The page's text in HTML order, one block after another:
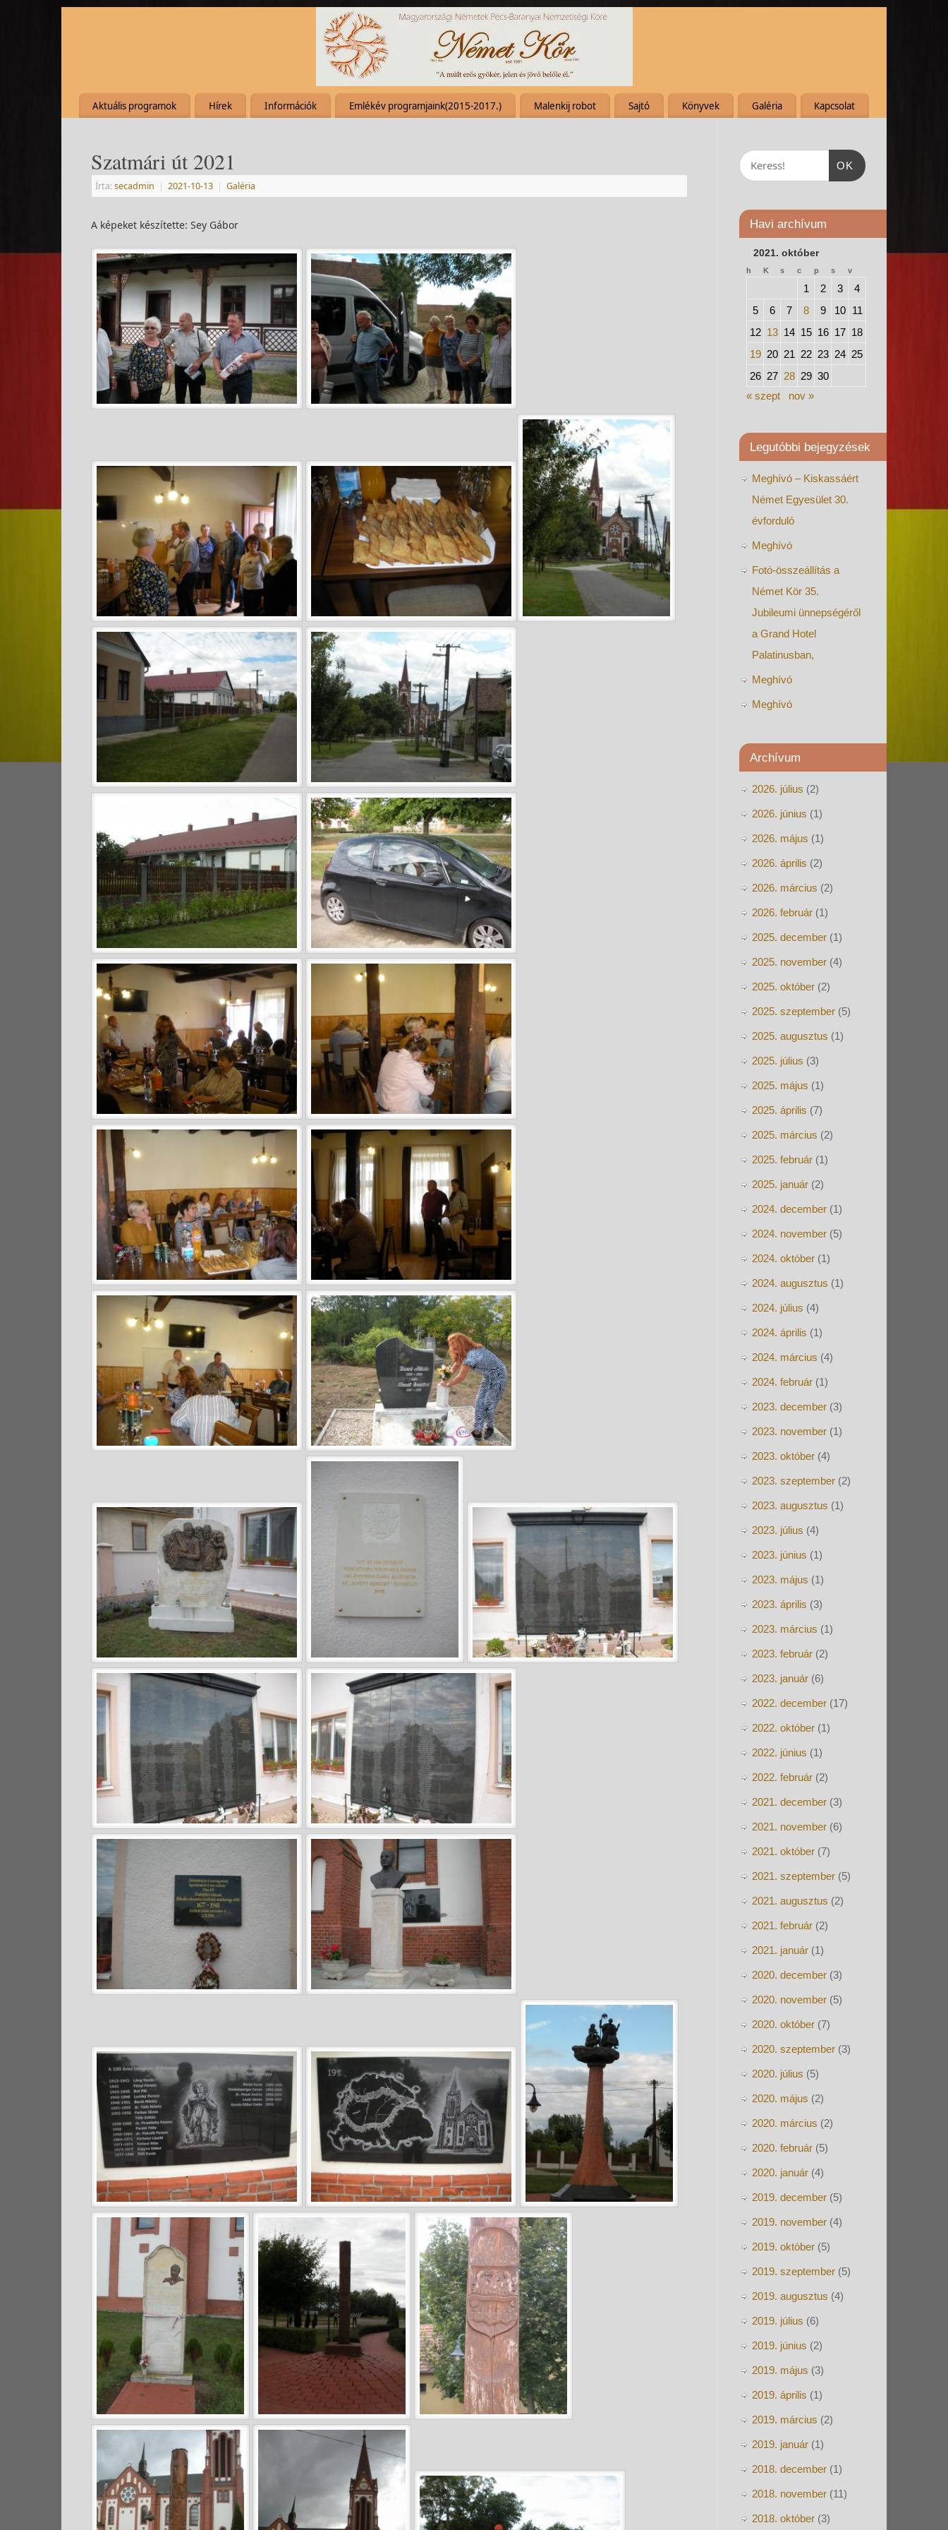
Aktuális programok Hírek Információk Emlékév programjaink(2015-2017.) Malenkij robot Sajtó Könyvek Galéria Kapcsolat
Szatmári út 2021
Írta:secadmin | 2021-10-13 | Galéria
A képeket készítette: Sey Gábor
OK
Havi archívum
2021. október
h K s c p s v
1 2 3
4
5
6 7 8 9 10
11
12 13 14 15 16 17 18
19 20 21 22 23 24 25
26 27 28 29 30
« szept
nov »
Legutóbbi bejegyzések
Meghívó – Kiskassáért
Német Egyesület 30.
évforduló
Meghívó
Fotó-összeállítás a
Német Kör 35.
Jubileumi ünnepségéről
a Grand Hotel
Palatinusban,
Meghívó
Meghívó
Archívum
2026. július (2)
2026. június (1)
2026. május (1)
2026. április (2)
2026. március (2)
2026. február (1)
2025. december (1)
2025. november (4)
2025. október (2)
2025. szeptember (5)
2025. augusztus (1)
2025. július (3)
2025. május (1)
2025. április (7)
2025. március (2)
2025. február (1)
2025. január (2)
2024. december (1)
2024. november (5)
2024. október (1)
2024. augusztus (1)
2024. július (4)
2024. április (1)
2024. március (4)
2024. február (1)
2023. december (3)
2023. november (1)
2023. október (4)
2023. szeptember (2)
2023. augusztus (1)
2023. július (4)
2023. június (1)
2023. május (1)
2023. április (3)
2023. március (1)
2023. február (2)
2023. január (6)
2022. december (17)
2022. október (1)
2022. június (1)
2022. február (2)
2021. december (3)
2021. november (6)
2021. október (7)
2021. szeptember (5)
2021. augusztus (2)
2021. február (2)
2021. január (1)
2020. december (3)
2020. november (5)
2020. október (7)
2020. szeptember (3)
2020. július (5)
2020. május (2)
2020. március (2)
2020. február (5)
2020. január (4)
2019. december (5)
2019. november (4)
2019. október (5)
2019. szeptember (5)
2019. augusztus (4)
2019. július (6)
2019. június (2)
2019. május (3)
2019. április (1)
2019. március (2)
2019. január (1)
2018. december (1)
2018. november (11)
2018. október (3)